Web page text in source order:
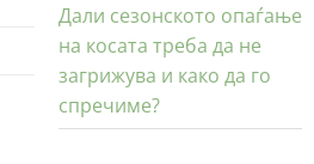
Дали сезонското опаѓање
на косата треба да не
загрижува и како да го
спречиме?